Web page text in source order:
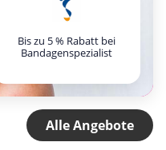
Bis zu 5 % Rabatt bei
Bandagenspezialist
Alle Angebote